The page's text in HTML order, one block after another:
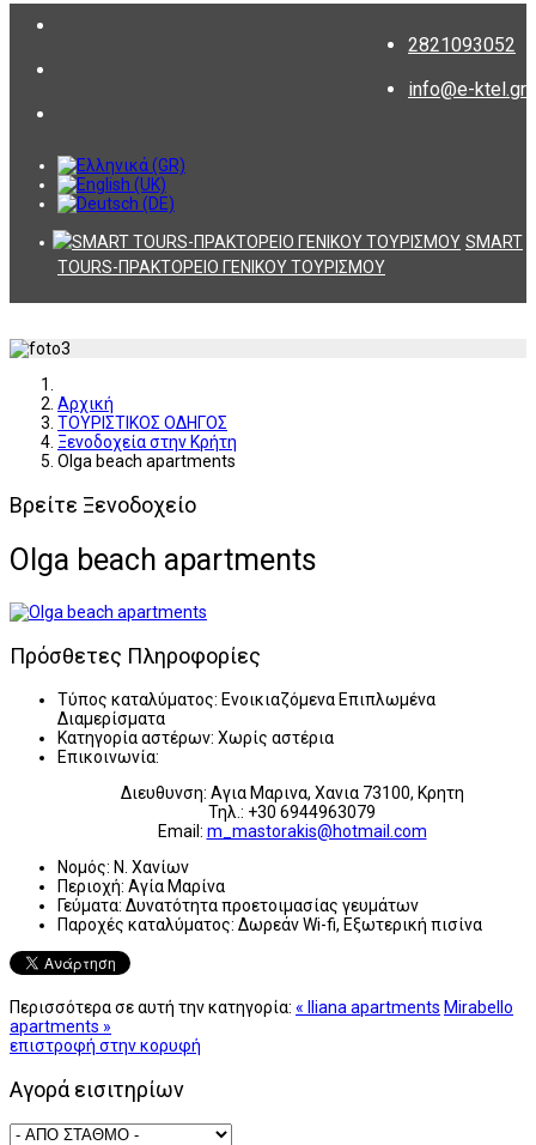
2821093052
info@e-ktel.gr
SMART
TOURS-ΠΡΑΚΤΟΡΕΙΟ ΓΕΝΙΚΟΥ ΤΟΥΡΙΣΜΟΥ
Αρχική
ΤΟΥΡΙΣΤΙΚΟΣ ΟΔΗΓΟΣ
Ξενοδοχεία στην Κρήτη
Olga beach apartments
Βρείτε Ξενοδοχείο
Olga beach apartments
Πρόσθετες Πληροφορίες
Τύπος καταλύματος: Ενοικιαζόμενα Επιπλωμένα
Διαμερίσματα
Κατηγορία αστέρων: Χωρίς αστέρια
Επικοινωνία:
Διευθυνση: Αγια Μαρινα, Χανια 73100, Κρητη
Τηλ.: +30 6944963079
Email: m_mastorakis@hotmail.com
Νομός: Ν. Χανίων
Περιοχή: Αγία Μαρίνα
Γεύματα: Δυνατότητα προετοιμασίας γευμάτων
Παροχές καταλύματος: Δωρεάν Wi-fi, Εξωτερική πισίνα
Περισσότερα σε αυτή την κατηγορία: « Iliana apartments Mirabello
apartments »
επιστροφή στην κορυφή
Αγορά εισιτηρίων